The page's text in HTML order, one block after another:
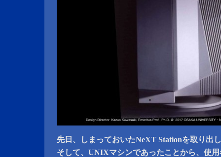
先日、しまっておいたNeXT Stationを取り出
そして、UNIXマシンであったことから、使